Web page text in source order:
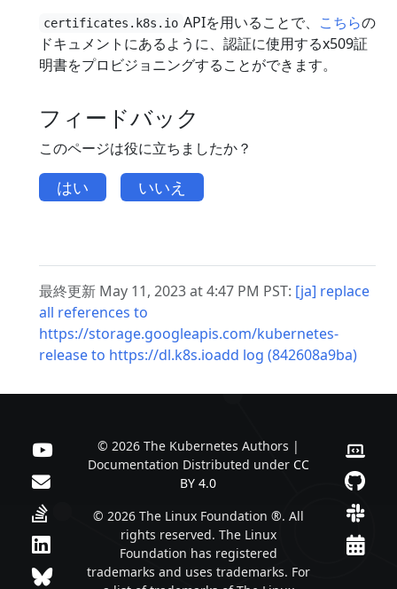
certificates.k8s.io APIを用いることで、 こちらの
ドキュメントにあるように、認証に使用するx509証
明書をプロビジョニングすることができます。
フィードバック
このページは役に立ちましたか？
はい いいえ
最終更新 May 11, 2023 at 4:47 PM PST: [ja] replace
all references to
https://storage.googleapis.com/kubernetes-
release to https://dl.k8s.ioadd log (842608a9ba)
© 2026 The Kubernetes Authors |
Documentation Distributed under CC
BY 4.0
© 2026 The Linux Foundation ®. All
rights reserved. The Linux
Foundation has registered
trademarks and uses trademarks. For